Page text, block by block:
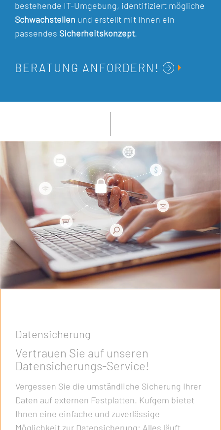
bestehende IT-Umgebung, identifiziert mögliche
Schwachstellen und erstellt mit Ihnen ein
passendes Sicherheitskonzept.
BERATUNG ANFORDERN!
Datensicherung
Vertrauen Sie auf unseren
Datensicherungs-Service!
Vergessen Sie die umständliche Sicherung Ihrer
Daten auf externen Festplatten. Kufgem bietet
Ihnen eine einfache und zuverlässige
Möglichkeit zur Datensicherung: Alles läuft